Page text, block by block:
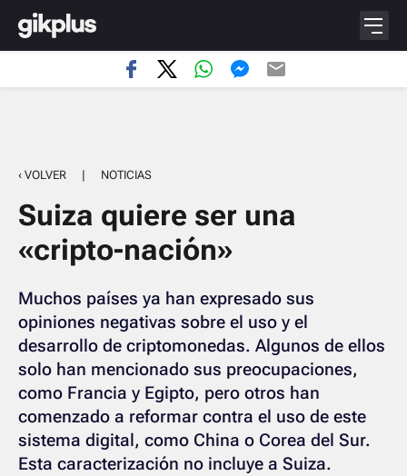
‹ VOLVER | NOTICIAS
Suiza quiere ser una
«cripto-nación»
Muchos países ya han expresado sus
opiniones negativas sobre el uso y el
desarrollo de criptomonedas. Algunos de ellos
solo han mencionado sus preocupaciones,
como Francia y Egipto, pero otros han
comenzado a reformar contra el uso de este
sistema digital, como China o Corea del Sur.
Esta caracterización no incluye a Suiza.